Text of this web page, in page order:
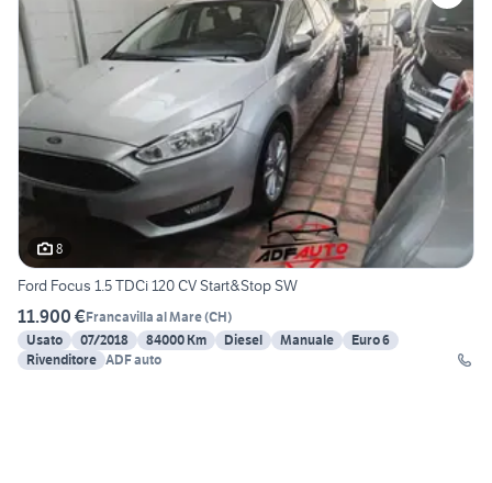
8
Ford Focus 1.5 TDCi 120 CV Start&Stop SW
11.900 €Francavilla al Mare(CH)
Usato
07/2018 84000 Km Diesel Manuale
Euro 6
Rivenditore ADF auto